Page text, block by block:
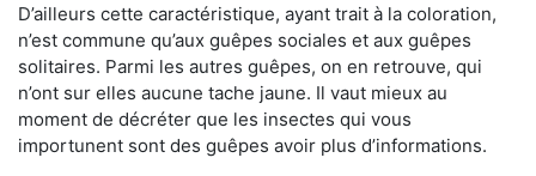
D’ailleurs cette caractéristique, ayant trait à la coloration,
n’est commune qu’aux guêpes sociales et aux guêpes
solitaires. Parmi les autres guêpes, on en retrouve, qui
n’ont sur elles aucune tache jaune. Il vaut mieux au
moment de décréter que les insectes qui vous
importunent sont des guêpes avoir plus d’informations.